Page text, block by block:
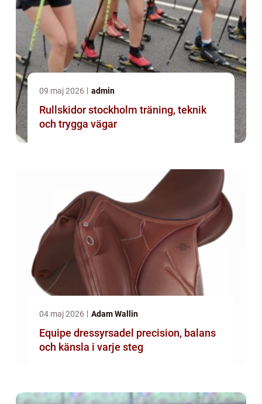
09 maj 2026 admin
Rullskidor stockholm träning, teknik
och trygga vägar
04 maj 2026 Adam Wallin
Equipe dressyrsadel precision, balans
och känsla i varje steg